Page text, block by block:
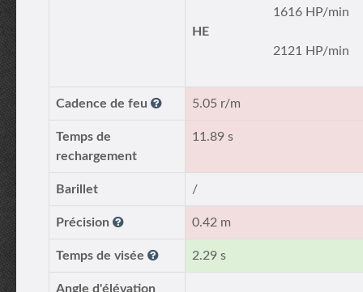
1616 HP/min
HE
2121 HP/min
Cadence de feu 5.05 r/m
Temps de
rechargement
11.89 s
Barillet /
Précision 0.42 m
Temps de visée 2.29 s
Angle d'élévation